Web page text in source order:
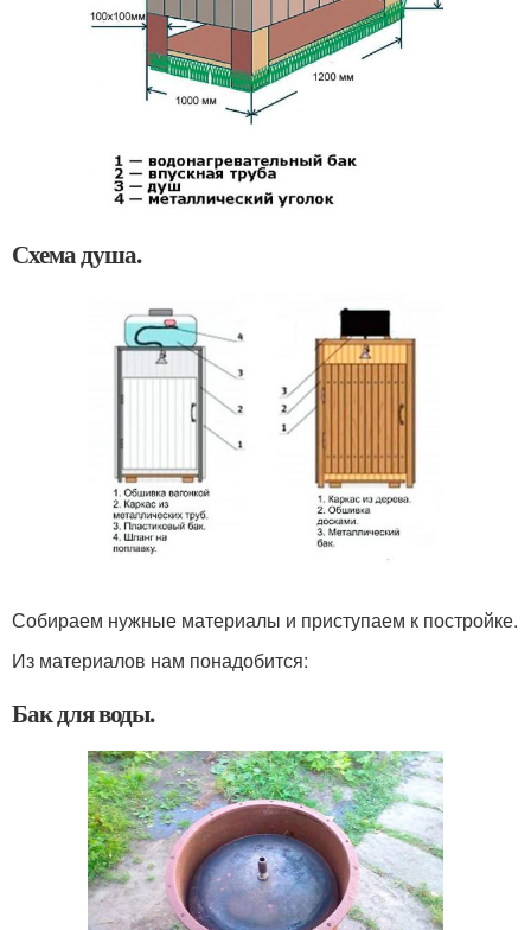
Схема душа.
Собираем нужные материалы и приступаем к постройке.
Из материалов нам понадобится:
Бак для воды.